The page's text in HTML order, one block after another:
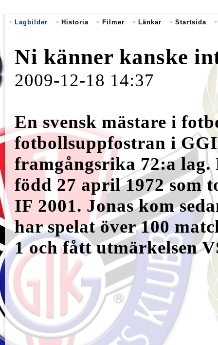
Lagbilder Historia Filmer Länkar Startsida
Ni känner kanske
2009-12-18 14:37
En svensk mästare i
fotbollsuppfostran i
framgångsrika 72:a
född 27 april 1972 som
IF 2001. Jonas kom
har spelat över 100
1 och fått utmärkelsen